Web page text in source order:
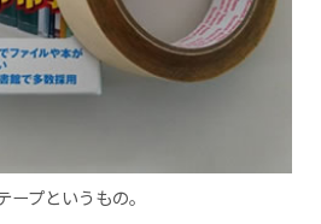
プというもの。